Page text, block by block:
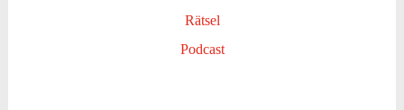
Rätsel
Podcast